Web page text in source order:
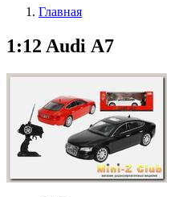
Главная
1:12 Audi А7